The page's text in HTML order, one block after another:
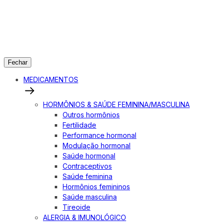
Fechar
MEDICAMENTOS
HORMÔNIOS & SAÚDE FEMININA/MASCULINA
Outros hormônios
Fertilidade
Performance hormonal
Modulação hormonal
Saúde hormonal
Contraceptivos
Saúde feminina
Hormônios femininos
Saúde masculina
Tireoide
ALERGIA & IMUNOLÓGICO